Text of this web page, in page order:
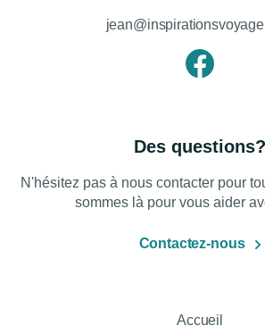
Des questions?
N'hésitez pas à nous contacter pour
sommes là pour vous aider
Contactez-nous
Accueil